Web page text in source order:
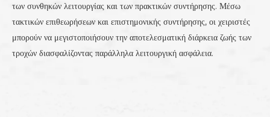
των συνθηκών λειτουργίας και των πρακτικών συντήρησης. Μέσω
τακτικών επιθεωρήσεων και επιστημονικής συντήρησης, οι χειριστές
μπορούν να μεγιστοποιήσουν την αποτελεσματική διάρκεια ζωής των
τροχών διασφαλίζοντας παράλληλα λειτουργική ασφάλεια.